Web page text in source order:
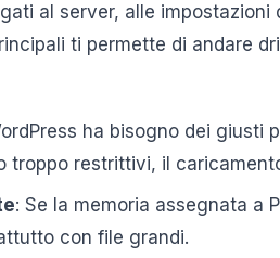
al server, alle impostazioni
ti permette di andare
ha bisogno dei giusti
troppo restrittivi, il
: Se la memoria assegnata a
con file grandi.